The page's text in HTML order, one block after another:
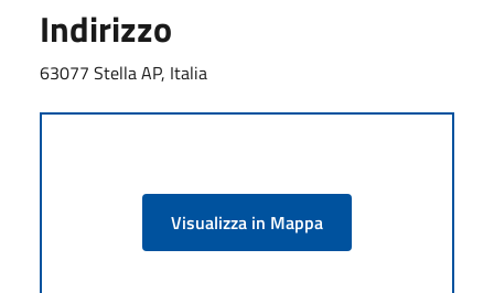
Indirizzo
63077 Stella AP, Italia
Visualizza in Mappa